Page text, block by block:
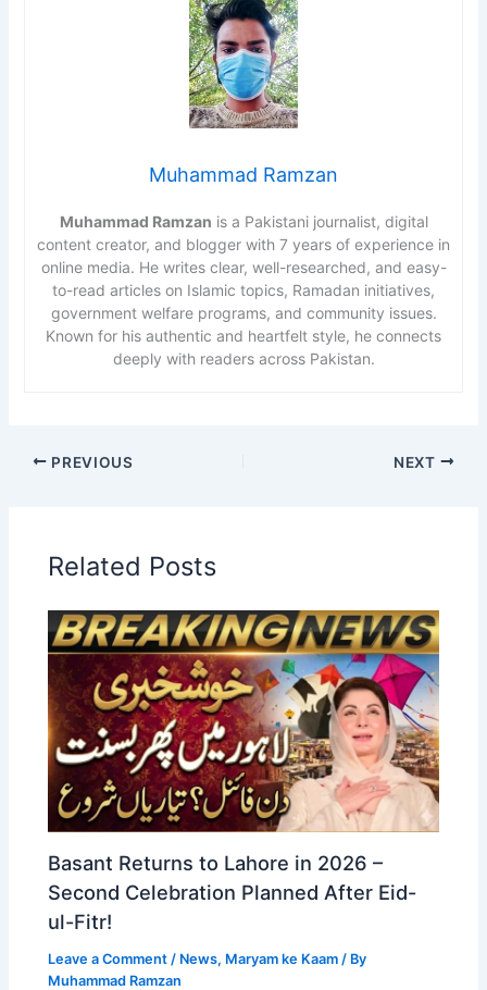
Muhammad Ramzan
Muhammad Ramzan is a Pakistani journalist, digital
content creator, and blogger with 7 years of experience in
online media. He writes clear, well-researched, and easy-
to-read articles on Islamic topics, Ramadan initiatives,
government welfare programs, and community issues.
Known for his authentic and heartfelt style, he connects
deeply with readers across Pakistan.
PREVIOUS NEXT
Related Posts
Basant Returns to Lahore in 2026 –
Second Celebration Planned After Eid-
ul-Fitr!
Leave a Comment / News, Maryam ke Kaam / By
Muhammad Ramzan